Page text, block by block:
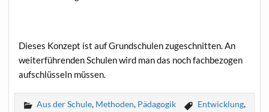
Die­ses Kon­zept ist auf Grund­schu­len zuge­schnit­ten. An
wei­ter­füh­ren­den Schu­len wird man das noch fach­be­zo­gen
auf­schlüs­seln müssen.
Aus der Schule, Methoden, Pädagogik Entwicklung,